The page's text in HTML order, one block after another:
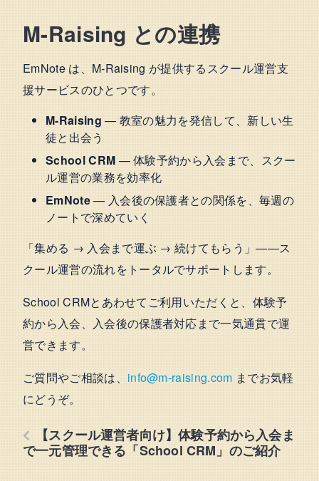
M-Raising との連携
EmNote は、M-Raising が提供するスクール運営支
援サービスのひとつです。
M-Raising — 教室の魅力を発信して、新しい生
徒と出会う
School CRM — 体験予約から入会まで、スクー
ル運営の業務を効率化
EmNote— 入会後の保護者との関係を、毎週の
ノートで深めていく
「集める → 入会まで運ぶ → 続けてもらう」——ス
クール運営の流れをトータルでサポートします。
School CRMとあわせてご利用いただくと、体験予
約から入会、入会後の保護者対応まで一気通貫で運
営できます。
ご質問やご相談は、 info@m-raising.com までお気軽
にどうぞ。
【スクール運営者向け】体験予約から入会ま
で一元管理できる「School CRM」のご紹介